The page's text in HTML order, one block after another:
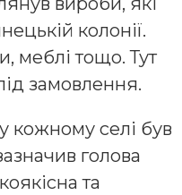
колонії.
меблі тощо. Тут
замовлення.
кожному селі був
голова
та